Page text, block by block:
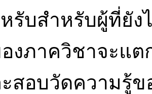
รับสำหรับผู้ที่ยัง
งภาควิชาจะแต
สอบวัดความรู้ข